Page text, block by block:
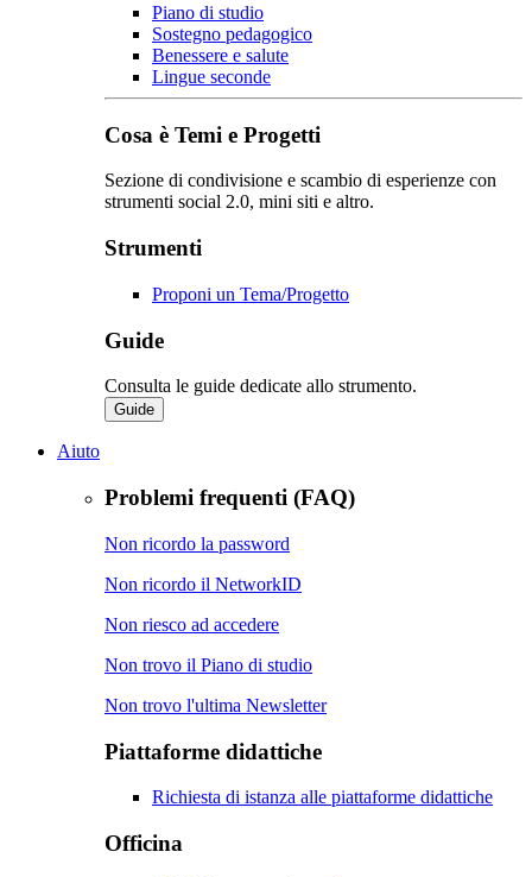
Piano di studio
Sostegno pedagogico
Benessere e salute
Lingue seconde
Cosa è Temi e Progetti
Sezione di condivisione e scambio di esperienze con
strumenti social 2.0, mini siti e altro.
Strumenti
Proponi un Tema/Progetto
Guide
Consulta le guide dedicate allo strumento.
Guide
Aiuto
Problemi frequenti (FAQ)
Non ricordo la password
Non ricordo il NetworkID
Non riesco ad accedere
Non trovo il Piano di studio
Non trovo l'ultima Newsletter
Piattaforme didattiche
Richiesta di istanza alle piattaforme didattiche
Officina